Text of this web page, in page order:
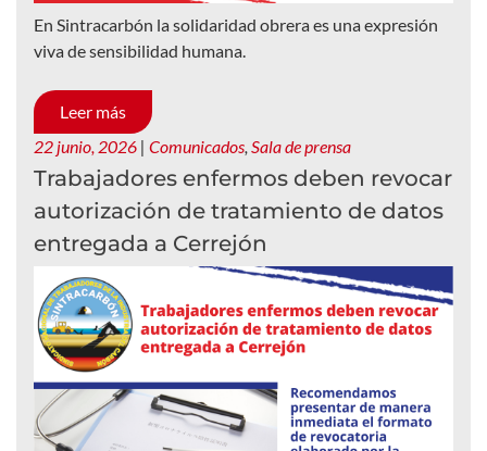
En Sintracarbón la solidaridad obrera es una expresión
viva de sensibilidad humana.
Leer más
22 junio, 2026 | Comunicados, Sala de prensa
Trabajadores enfermos deben revocar
autorización de tratamiento de datos
entregada a Cerrejón